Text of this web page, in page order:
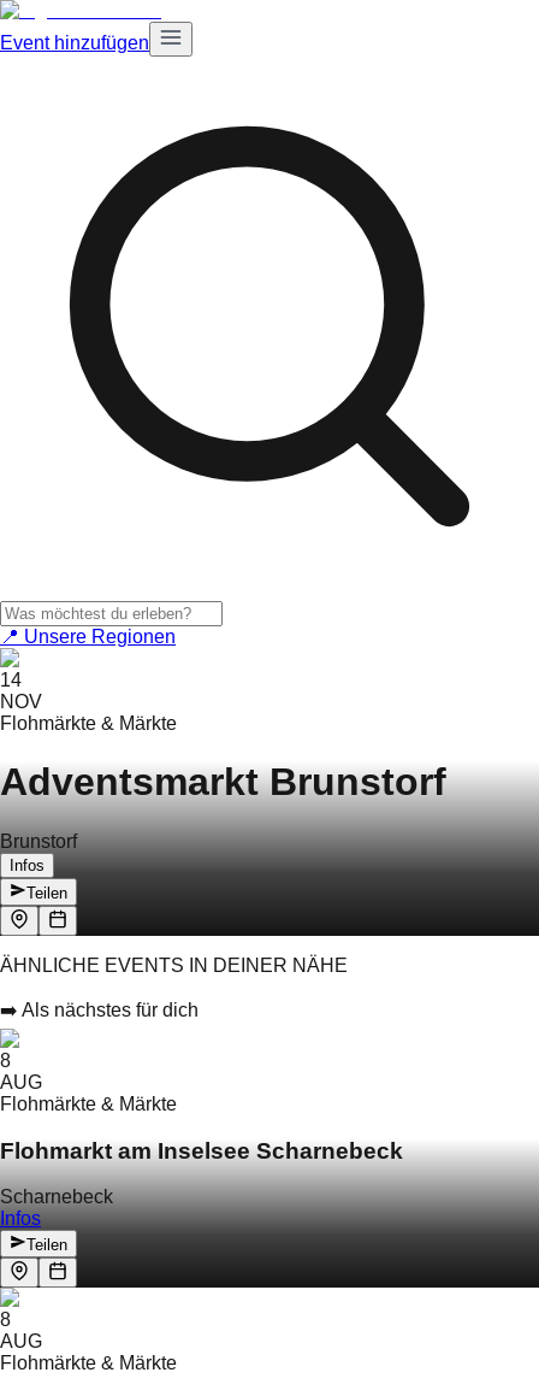
Event hinzufügen
📍 Unsere Regionen
14
NOV
Flohmärkte & Märkte
Adventsmarkt Brunstorf
Brunstorf
Infos
Teilen
ÄHNLICHE EVENTS IN DEINER NÄHE
➡️ Als nächstes für dich
8
AUG
Flohmärkte & Märkte
Flohmarkt am Inselsee Scharnebeck
Scharnebeck
Infos
Teilen
8
AUG
Flohmärkte & Märkte